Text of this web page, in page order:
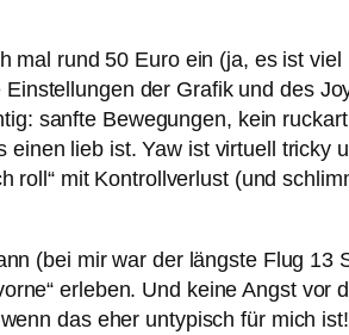
rund 50 Euro ein (ja, es ist
der Grafik und des
sanfte Bewegungen, kein
lieb ist. Yaw ist virtuell tricky
roll“ mit Kontrollverlust (und
(bei mir war der längste Flug 13
erleben. Und keine Angst vor
das eher untypisch für mich